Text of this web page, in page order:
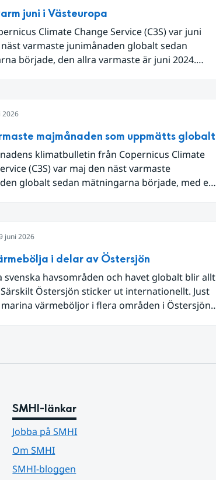
juni i Västeuropa
Climate Change Service (C3S) var juni
varmaste junimånaden globalt sedan
började, den allra varmaste är juni 2024.
av månaden. Världshavens
var den högsta som uppmätts för
vilket ligger i fas med en framväxande El
havet.
2026
majmånaden som uppmätts globalt
klimatbulletin från Copernicus Climate
(C3S) var maj den näst varmaste
globalt sedan mätningarna började, med en
i tropiska Stilla havet.
juni 2026
i delar av Östersjön
svenska havsområden och havet globalt blir allt
Östersjön sticker ut internationellt. Just
värmeböljor i flera områden i Östersjön,
risk för algblomning och ökad spridning av
SMHI-länkar
Jobba på SMHI
Om SMHI
SMHI-bloggen